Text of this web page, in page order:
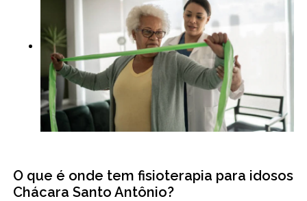
O que é onde tem fisioterapia para idosos
Chácara Santo Antônio?